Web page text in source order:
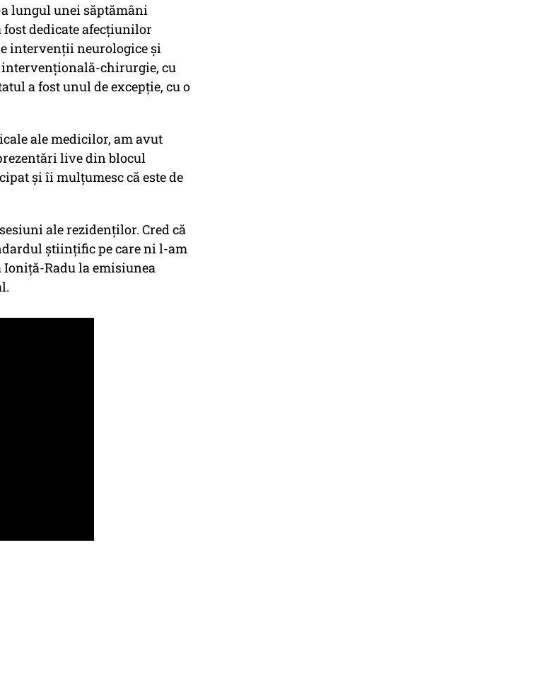
lungul unei săptămâni
fost dedicate afecțiunilor
intervenții neurologice și
chirurgie, cu
a fost unul de excepție, cu o
ale medicilor, am avut
live din blocul
și îi mulțumesc că este de
ale rezidenților. Cred că
științific pe care ni l-am
Ioniță-Radu la emisiunea